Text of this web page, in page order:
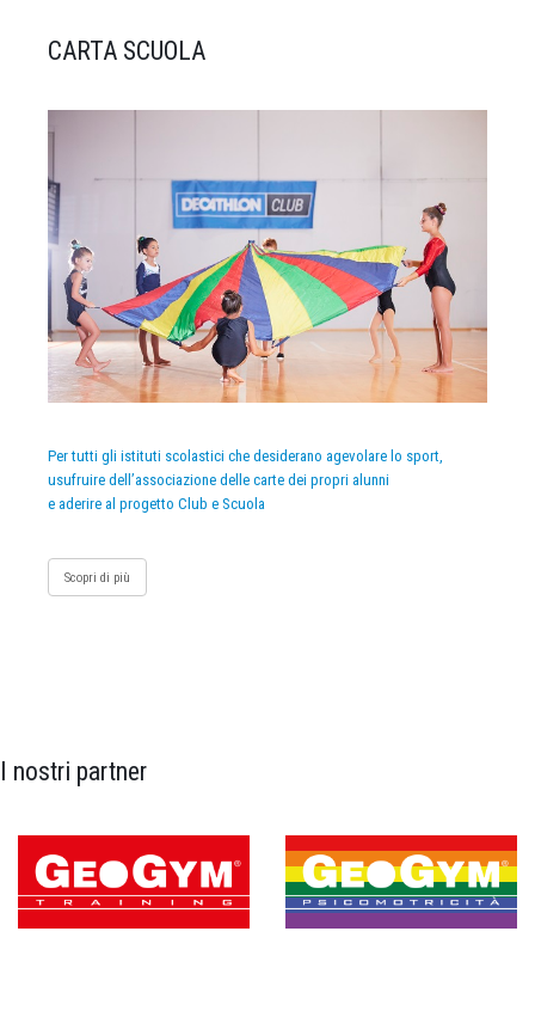
CARTA SCUOLA
Per tutti gli istituti scolastici che desiderano agevolare lo sport,
usufruire dell’associazione delle carte dei propri alunni
e aderire al progetto Club e Scuola
Scopri di più
I nostri partner